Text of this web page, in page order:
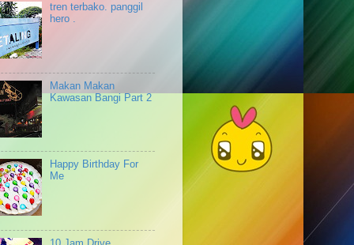
kuantan im coming
pagi yang dingin
berMALASan
heel bikin gegar
laskarpelangi
monday is relax
syukur atas segalanya
malam yang suram lagi sepi
zinnirah
tren terbako. panggil
hero .
Makan Makan
Kawasan Bangi Part 2
Happy Birthday For
Me